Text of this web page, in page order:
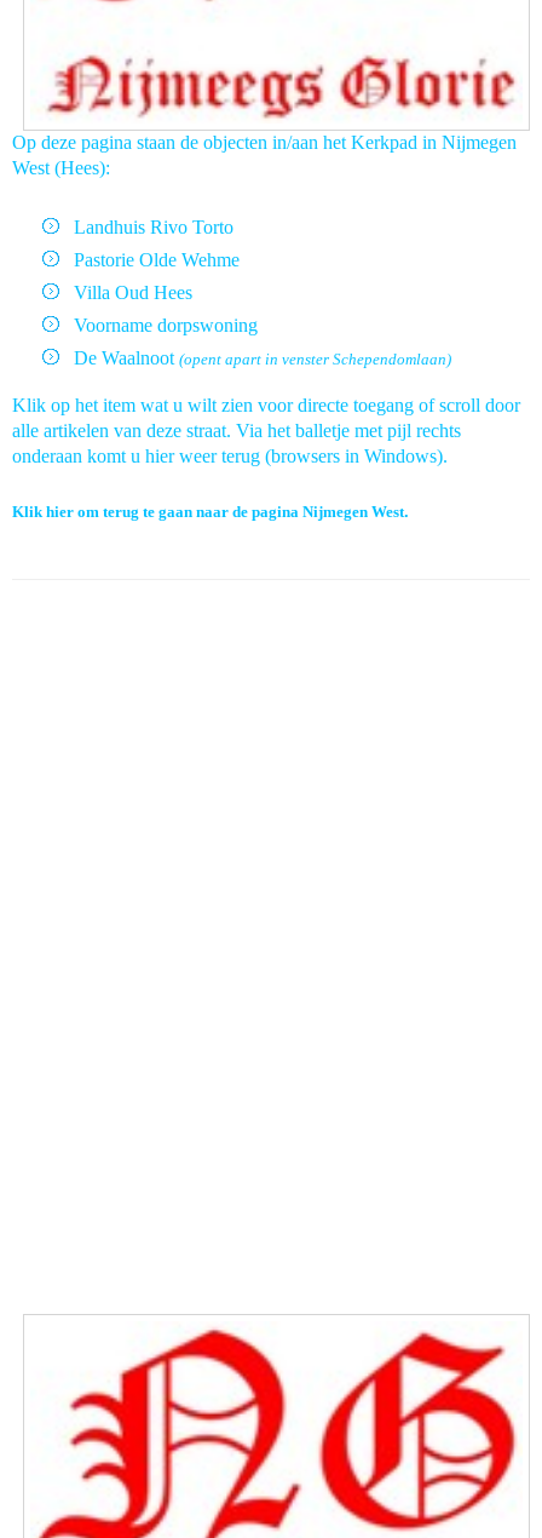
Op deze pagina staan de objecten in/aan het Kerkpad in Nijmegen
West (Hees):
Landhuis Rivo Torto
Pastorie Olde Wehme
Villa Oud Hees
Voorname dorpswoning
De Waalnoot (opent apart in venster Schependomlaan)
Klik op het item wat u wilt zien voor directe toegang of scroll door
alle artikelen van deze straat. Via het balletje met pijl rechts
onderaan komt u hier weer terug (browsers in Windows).
Klik hier om terug te gaan naar de pagina Nijmegen West.